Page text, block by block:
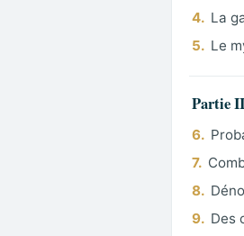
4. La
5. Le
Partie
6.
7.
8.
9. Des